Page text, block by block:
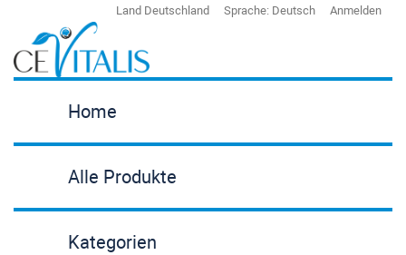
Land Deutschland Sprache: Deutsch Anmelden
Home
Alle Produkte
Kategorien